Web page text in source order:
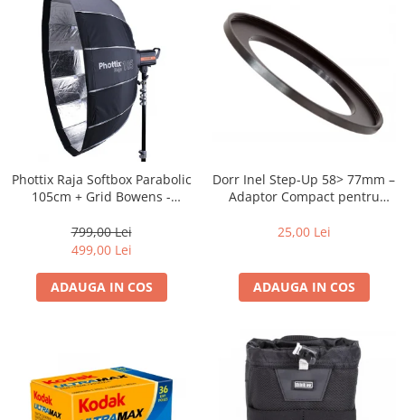
Phottix Raja Softbox Parabolic
105cm + Grid Bowens -
799,00 Lei
499,00 Lei
ADAUGA IN COS
Dorr Inel Step-Up 58> 77mm –
Adaptor Compact pentru
25,00 Lei
ADAUGA IN COS